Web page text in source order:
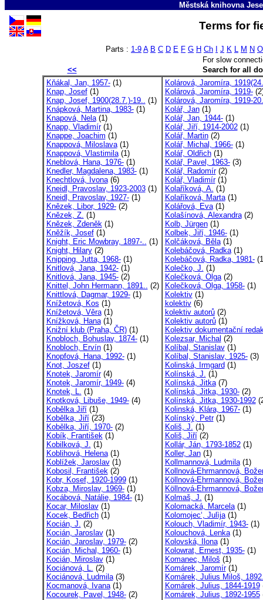
Městská knihovna
Terms for
Parts : 1-9 A B C D E F G H Ch J K L M N O
For slow
<<
Search for all
Kňákal, Jan, 1957-(1)
Knap, Josef(1)
Knap, Josef, 1900(28.7.)-19.. (1)
Knápková, Martina, 1983-(1)
Knapová, Nela(1)
Knapp, Vladimír(1)
Knappe, Joachim (1)
Knappová, Miloslava(1)
Knappová, Vlastimila(1)
Kneblová, Hana, 1976-(1)
Knedler, Magdalena, 1983-(1)
Knechtlová, Ivona(6)
Kneidl, Pravoslav, 1923-2003(1)
Kneidl, Pravoslav, 1927-(1)
Knězek, Libor, 1929-(2)
Knězek, Z. (1)
Knězek, Zdeněk(1)
Kněžík, Josef(1)
Knight, Eric Mowbray, 1897-.. (1)
Knight, Hilary(2)
Knipping, Jutta, 1968-(1)
Knitlová, Jana, 1942-(1)
Knitlová, Jana, 1945-(2)
Knittel, John Hermann, 1891.. (2)
Knittlová, Dagmar, 1929-(1)
Knížetová, Kos (1)
Knížetová, Věra(1)
Knížková, Hana(1)
Knižní klub (Praha, ČR)(1)
Knobloch, Bohuslav, 1874-(1)
Knobloch, Ervín(1)
Knopfová, Hana, 1992-(1)
Knot, Joszef(1)
Knotek, Jaromír(4)
Knotek, Jaromír, 1949-(4)
Knotek, L. (1)
Knotková, Libuše, 1949-(4)
Kobělka Jiří(1)
Kobělka, Jiří(23)
Kobělka, Jiří, 1970-(2)
Kobík, František(1)
Kobilková, J. (1)
Koblihová, Helena(1)
Koblížek, Jaroslav(1)
Kobosil, František(2)
Kobr, Kosef, 1920-1999(1)
Kobza, Miroslav, 1969-(1)
Kocábová, Natálie, 1984-(1)
Kocar, Miloslav(1)
Kocek, Bedřich(1)
Kocián, J. (2)
Kocián, Jaroslav(1)
Kocián, Jaroslav, 1979-(2)
Kocián, Michal, 1960-(1)
Kocián, Miroslav(1)
Kociánová, L. (2)
Kociánová, Ludmila(3)
Kocmanová, Ivana(1)
Kocourek, Pavel, 1948-(2)
Kolárová, Jaromíra,
Kolárová, Jaromíra, 1919-
Kolárová, Jaromíra, 1919-
Kolář, Jan(1)
Kolář, Jan, 1944-(1)
Kolář, Jiří, 1914-2002(1)
Kolář, Martin(2)
Kolář, Michal, 1966-(1)
Kolář, Oldřich(1)
Kolář, Pavel, 1963-(3)
Kolář, Radomír(2)
Kolář, Vladimír(1)
Kolaříková, A. (1)
Kolaříková, Marta(1)
Kolářová, Eva(1)
Kolašínová, Alexandra(2)
Kolb, Jürgen(1)
Kolbek, Jiří, 1946-(1)
Kolčáková, Běla(1)
Kolebáčová, Radka(1)
Kolebáčová, Radka, 1981-
Kolečko, J. (1)
Kolečková, Olga(2)
Kolečková, Olga, 1958-(1)
Kolektiv(1)
kolektiv(6)
kolektiv autorů(2)
Kolektiv autorů(1)
Kolektiv dokumentační
Kolezsar, Michal (2)
Kolíbal, Stanislav(1)
Kolíbal, Stanislav, 1925-(3)
Kolinská, Irmgard (1)
Kolínská, J. (1)
Kolínská, Jitka(7)
Kolínská, Jitka, 1930-(2)
Kolínská, Jitka, 1930-1992
Kolinská, Klára, 1967-(1)
Kolínský, Petr(1)
Koliš, J. (1)
Koliš, Jiří(2)
Kollár, Ján, 1793-1852(1)
Koller, Jan(1)
Kollmannová, Ludmila(1)
Kollnová-Ehrmannová,
Köllnová-Ehrmannová,
Köllnová-Ehrmannová,
Kolmaš, J. (1)
Kolomacká, Marcela(1)
Kolomojec‘, Julìja(1)
Kolouch, Vladimír, 1943-(1)
Kolouchová, Lenka(1)
Kolovská, Ilona(1)
Kolowrat, Ernest, 1935-(1)
Komanec, Miloš (1)
Komárek, Jaromír(1)
Komárek, Julius Miloš,
Komárek, Julius, 1844-1919
Komárek, Julius, 1892-1955